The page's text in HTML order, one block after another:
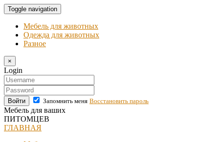
Toggle navigation
Мебель для животных
Одежда для животных
Разное
×
Login
Войти Запомнить меня Восстановить пароль
Мебель для ваших
ПИТОМЦЕВ
ГЛАВНАЯ